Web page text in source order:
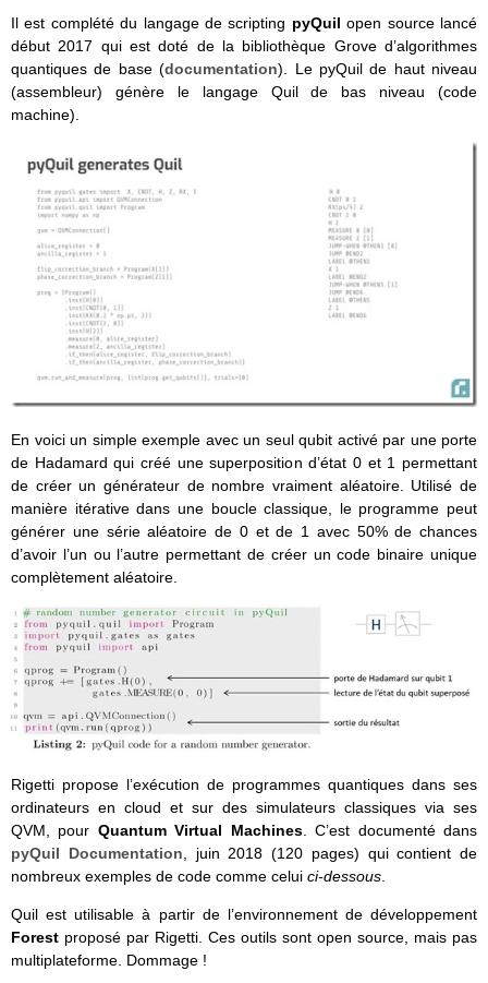
Il est complété du langage de scripting pyQuilopen source lancé
début 2017 qui est doté de la bibliothèque Grove d’algorithmes
quantiques de base (documentation). Le pyQuil de haut niveau
(assembleur) génère le langage Quil de bas niveau (code
machine).
En voici un simple exemple avec un seul qubit activé par une porte
de Hadamard qui créé une superposition d’état 0 et 1 permettant
de créer un générateur de nombre vraiment aléatoire. Utilisé de
manière itérative dans une boucle classique, le programme peut
générer une série aléatoire de 0 et de 1 avec 50% de chances
d’avoir l’un ou l’autre permettant de créer un code binaire unique
complètement aléatoire.
Rigetti propose l’exécution de programmes quantiques dans ses
ordinateurs en cloud et sur des simulateurs classiques via ses
QVM, pour Quantum Virtual Machines. C’est documenté dans
pyQuil Documentation, juin 2018 (120 pages) qui contient de
nombreux exemples de code comme celui ci-dessous.
Quil est utilisable à partir de l’environnement de développement
Forest proposé par Rigetti. Ces outils sont open source, mais pas
multiplateforme. Dommage !